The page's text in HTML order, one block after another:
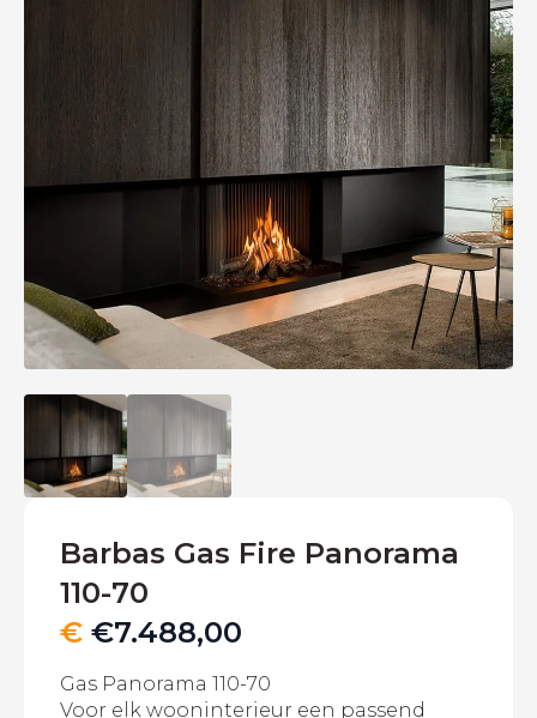
Barbas Gas Fire Panorama
110-70
€ €7.488,00
Gas Panorama 110-70
Voor elk wooninterieur een passend